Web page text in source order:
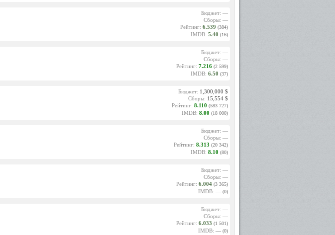
Бюджет: —
Сборы: —
Рейтинг: 6.539 (384)
IMDB: 5.40 (16)
Бюджет: —
Сборы: —
Рейтинг: 7.216 (2 599)
IMDB: 6.50 (37)
Бюджет: 1,300,000 $
Сборы: 15,554 $
Рейтинг: 8.110 (583 727)
IMDB: 8.00 (18 000)
Бюджет: —
Сборы: —
Рейтинг: 8.313 (20 342)
IMDB: 8.10 (80)
Бюджет: —
Сборы: —
Рейтинг: 6.004 (3 365)
IMDB: — (0)
Бюджет: —
Сборы: —
Рейтинг: 6.033 (1 501)
IMDB: — (0)